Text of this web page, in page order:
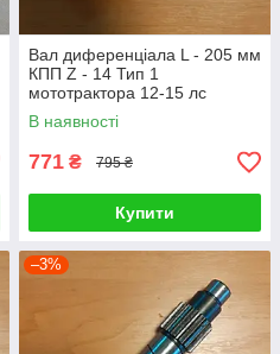
Вал диференціала L - 205 мм
КПП Z - 14 Тип 1
мототрактора 12-15 лс
В наявності
771 ₴ 795 ₴
Купити
–3%